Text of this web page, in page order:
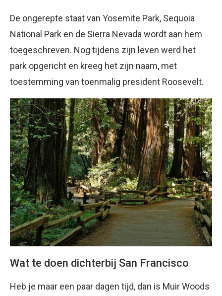
De ongerepte staat van Yosemite Park, Sequoia
National Park en de Sierra Nevada wordt aan hem
toegeschreven. Nog tijdens zijn leven werd het
park opgericht en kreeg het zijn naam, met
toestemming van toenmalig president Roosevelt.
Wat te doen dichterbij San Francisco
Heb je maar een paar dagen tijd, dan is Muir Woods